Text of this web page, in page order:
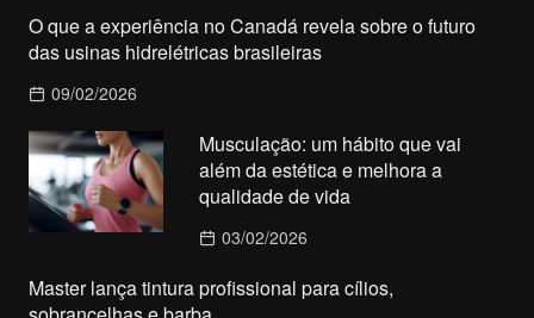
O que a experiência no Canadá revela sobre o futuro
das usinas hidrelétricas brasileiras
09/02/2026
Musculação: um hábito que vai
além da estética e melhora a
qualidade de vida
03/02/2026
Master lança tintura profissional para cílios,